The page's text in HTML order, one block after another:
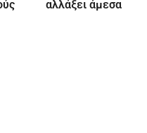
αλλάξει άμεσα